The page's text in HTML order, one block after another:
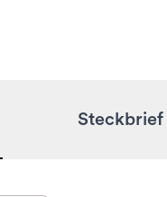
Steckbrief